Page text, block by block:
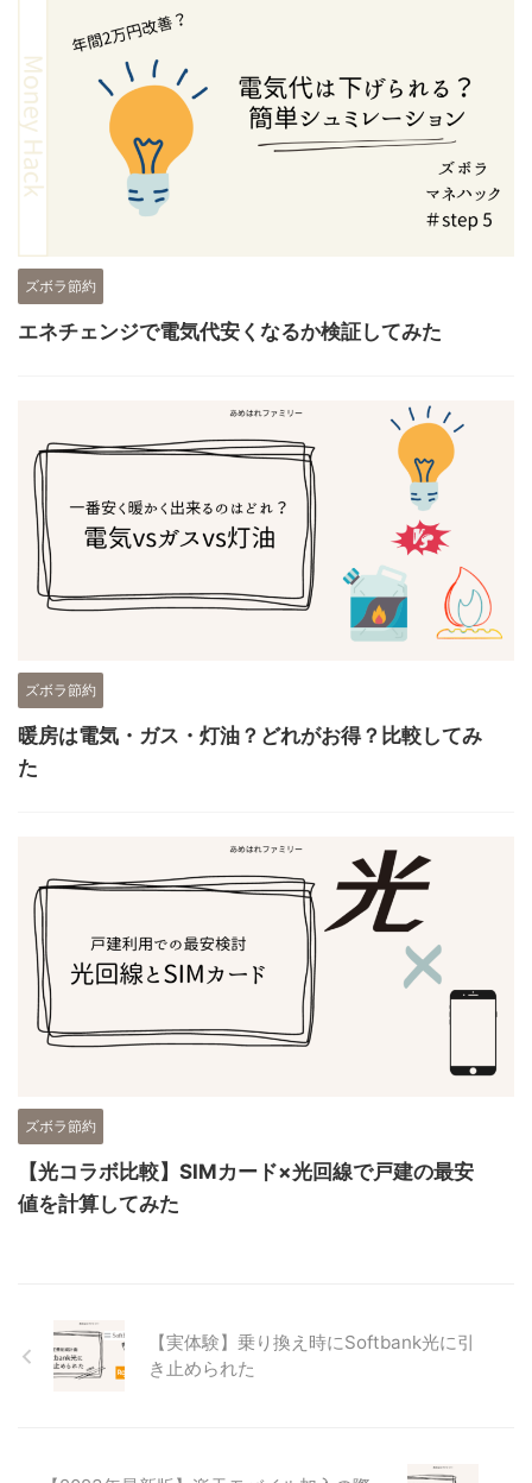
ズボラ節約
エネチェンジで電気代安くなるか検証してみた
ズボラ節約
暖房は電気・ガス・灯油？どれがお得？比較してみ
た
ズボラ節約
【光コラボ比較】SIMカード×光回線で戸建の最安
値を計算してみた
【実体験】乗り換え時にSoftbank光に引
き止められた